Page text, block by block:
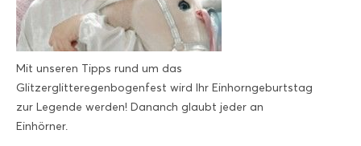
Mit unseren Tipps rund um das
Glitzerglitteregenbogenfest wird Ihr Einhorngeburtstag
zur Legende werden! Dananch glaubt jeder an
Einhörner.